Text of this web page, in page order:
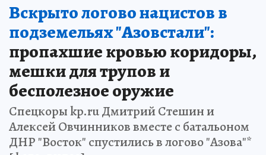
Вскрыто логово нацистов в
подземельях "Азовстали":
пропахшие кровью коридоры,
мешки для трупов и
бесполезное оружие
Спецкоры kp.ru Дмитрий Стешин и
Алексей Овчинников вместе с батальоном
ДНР "Восток" спустились в логово "Азова"*